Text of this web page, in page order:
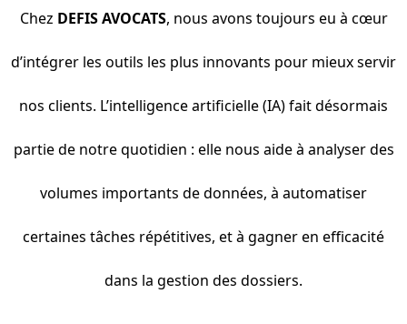
Chez DEFIS AVOCATS, nous avons toujours eu à cœur
d’intégrer les outils les plus innovants pour mieux servir
nos clients. L’intelligence artificielle (IA) fait désormais
partie de notre quotidien : elle nous aide à analyser des
volumes importants de données, à automatiser
certaines tâches répétitives, et à gagner en efficacité
dans la gestion des dossiers.